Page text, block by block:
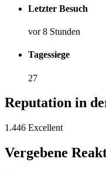
Letzter Besuch
vor 8 Stunden
Tagessiege
27
Reputation in
1.446 Excellent
Vergebene